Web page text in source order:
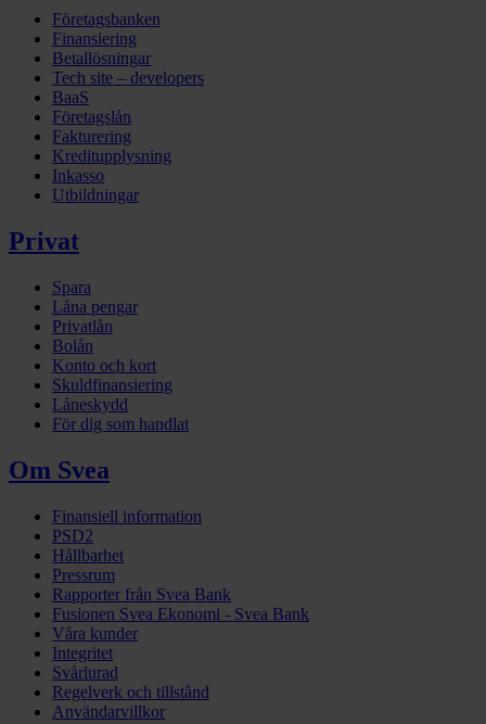
Företagsbanken
Finansiering
Betallösningar
Tech site – developers
BaaS
Företagslån
Fakturering
Kreditupplysning
Inkasso
Utbildningar
Privat
Spara
Låna pengar
Privatlån
Bolån
Konto och kort
Skuldfinansiering
Låneskydd
För dig som handlat
Om Svea
Finansiell information
PSD2
Hållbarhet
Pressrum
Rapporter från Svea Bank
Fusionen Svea Ekonomi - Svea Bank
Våra kunder
Integritet
Svårlurad
Regelverk och tillstånd
Användarvillkor